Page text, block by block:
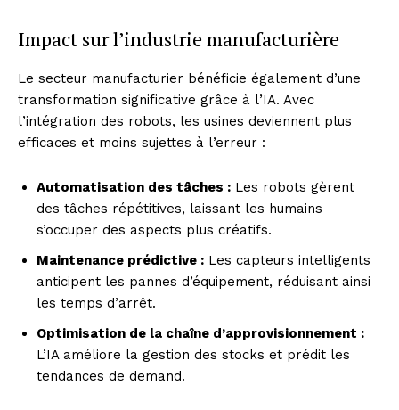
Impact sur l’industrie manufacturière
Le secteur manufacturier bénéficie également d’une
transformation significative grâce à l’IA. Avec
l’intégration des robots, les usines deviennent plus
efficaces et moins sujettes à l’erreur :
Automatisation des tâches : Les robots gèrent
des tâches répétitives, laissant les humains
s’occuper des aspects plus créatifs.
Maintenance prédictive : Les capteurs intelligents
anticipent les pannes d’équipement, réduisant ainsi
les temps d’arrêt.
Optimisation de la chaîne d’approvisionnement :
L’IA améliore la gestion des stocks et prédit les
tendances de demand.